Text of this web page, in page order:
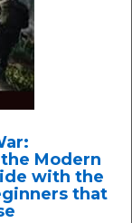
Modern
with the
that